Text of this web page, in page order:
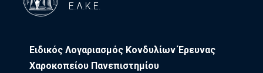
Ε.Λ.Κ.Ε.
Ειδικός Λογαριασμός Κονδυλίων Έρευνας
Χαροκοπείου Πανεπιστημίου